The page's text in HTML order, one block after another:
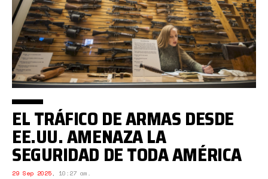
EL TRÁFICO DE ARMAS DESDE
EE.UU. AMENAZA LA
SEGURIDAD DE TODA AMÉRICA
29 Sep 2025, 10:27 am.